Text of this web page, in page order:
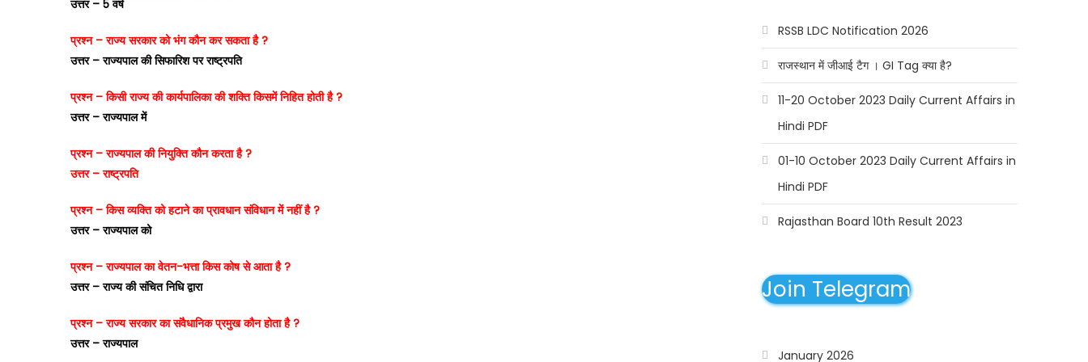
उत्तर – 5 वर्ष
प्रश्न – राज्य सरकार को भंग कौन कर सकता है ?
उत्तर – राज्यपाल की सिफारिश पर राष्ट्रपति
प्रश्न – किसी राज्य की कार्यपालिका की शक्ति किसमें निहित होती है ?
उत्तर – राज्यपाल में
प्रश्न – राज्यपाल की नियुक्ति कौन करता है ?
उत्तर – राष्ट्रपति
प्रश्न – किस व्यक्ति को हटाने का प्रावधान संविधान में नहीं है ?
उत्तर – राज्यपाल को
प्रश्न – राज्यपाल का वेतन-भत्ता किस कोष से आता है ?
उत्तर – राज्य की संचित निधि द्वारा
प्रश्न – राज्य सरकार का संवैधानिक प्रमुख कौन होता है ?
उत्तर – राज्यपाल
RSSB LDC Notification 2026
राजस्थान में जीआई टैग । GI Tag क्या है?
11-20 October 2023 Daily Current Affairs in
Hindi PDF
01-10 October 2023 Daily Current Affairs in
Hindi PDF
Rajasthan Board 10th Result 2023
Join Telegram
January 2026